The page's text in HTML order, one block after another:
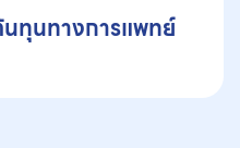
นทุนทางการแพทย์